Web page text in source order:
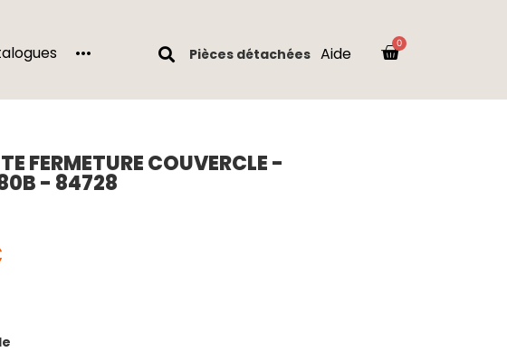
··· Pièces détachées Aide
FERMETURE COUVERCLE -
- 84728